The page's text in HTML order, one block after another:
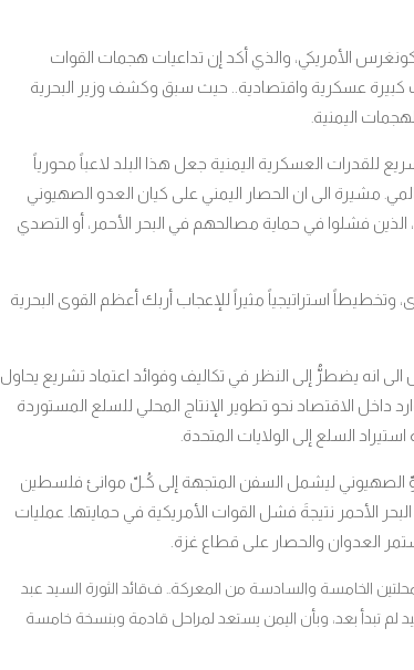
الأمريكي، والذي أكد إن تداعيات هجمات القوات
كبيرة عسكرية واقتصادية.. حيث سبق وكشف وزير البحرية
اليمنية.
للقدرات العسكرية اليمنية جعل هذا البلد لاعباً محورياً
. مشيرة الى ان الحصار اليمني على كيان العدو الصهيوني
فشلوا في حماية مصالحهم في البحر الأحمر، أو التصدي
استراتيجياً مثيراً للإعجاب أربك أعظم القوى البحرية
انه يضطرُّ إلى النظر في تكاليف وفوائد اعتماد تشريع يحاول
الاقتصاد نحو تطوير الإنتاج المحلي للسلع المستوردة
السلع إلى الولايات المتحدة.
الصهيوني ليشمل السفن المتجهة إلى كُـلّ موانئ فلسطين
الأحمر نتيجةَ فشل القوات الأمريكية في حمايتها. عمليات
العدوان والحصار على قطاع غزة.
الخامسة والسادسة من المعركة.. فقائد الثورة السيد عبد
لم تبدأ بعد، وبأن اليمن يستعد لمراحل قادمة وبنسخة خامسة